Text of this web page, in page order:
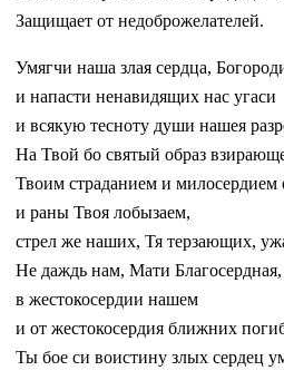
Защищает от недоброжелателей.
Умягчи наша злая сердца,
и напасти ненавидящих нас угаси
и всякую тесноту души нашея
На Твой бо святый образ
Твоим страданием и милосердием
и раны Твоя лобызаем,
стрел же наших, Тя терзающих,
Не даждь нам, Мати Благосердная,
в жестокосердии нашем
и от жестокосердия ближних
Ты бое си воистину злых сердец